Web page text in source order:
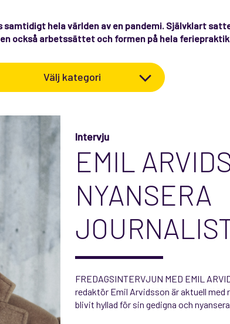
hela världen av en pandemi. Självklart
också arbetssättet och formen på hela
Välj kategori
Intervju
EMIL
NYANSERA
FREDAGSINTERVJUN MED EMIL
redaktör Emil Arvidsson är aktuell
blivit hyllad för sin gedigna och